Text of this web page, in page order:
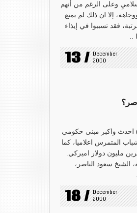
وعلى الرغم من أنهم
إلا ان ذلك لم يمنع
فقد تسببوا في إيذاء
..
13 / December
2000
احدث واكبر مبنى حكومي
المتمرس اعلاميا، كما
مليون دولار اميركي.
الشيخ سعود الناصر،
18 / December
2000